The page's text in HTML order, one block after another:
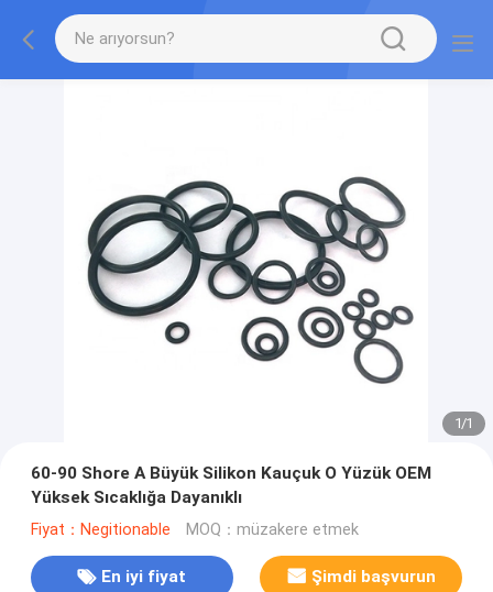
1/1
60-90 Shore A Büyük Silikon Kauçuk O Yüzük OEM
Yüksek Sıcaklığa Dayanıklı
Fiyat：Negitionable MOQ：müzakere etmek
En iyi fiyat Şimdi başvurun